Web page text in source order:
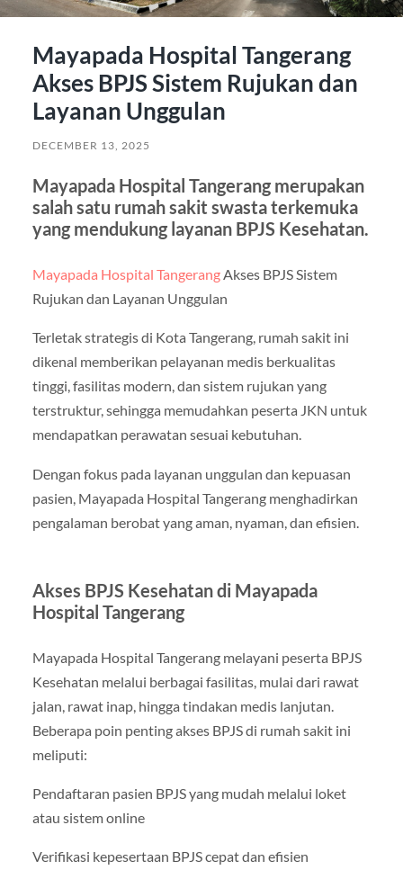
Mayapada Hospital Tangerang
Akses BPJS Sistem Rujukan dan
Layanan Unggulan
DECEMBER 13, 2025
Mayapada Hospital Tangerang merupakan
salah satu rumah sakit swasta terkemuka
yang mendukung layanan BPJS Kesehatan.
Mayapada Hospital TangerangAkses BPJS Sistem
Rujukan dan Layanan Unggulan
Terletak strategis di Kota Tangerang, rumah sakit ini
dikenal memberikan pelayanan medis berkualitas
tinggi, fasilitas modern, dan sistem rujukan yang
terstruktur, sehingga memudahkan peserta JKN untuk
mendapatkan perawatan sesuai kebutuhan.
Dengan fokus pada layanan unggulan dan kepuasan
pasien, Mayapada Hospital Tangerang menghadirkan
pengalaman berobat yang aman, nyaman, dan efisien.
Akses BPJS Kesehatan di Mayapada
Hospital Tangerang
Mayapada Hospital Tangerang melayani peserta BPJS
Kesehatan melalui berbagai fasilitas, mulai dari rawat
jalan, rawat inap, hingga tindakan medis lanjutan.
Beberapa poin penting akses BPJS di rumah sakit ini
meliputi:
Pendaftaran pasien BPJS yang mudah melalui loket
atau sistem online
Verifikasi kepesertaan BPJS cepat dan efisien